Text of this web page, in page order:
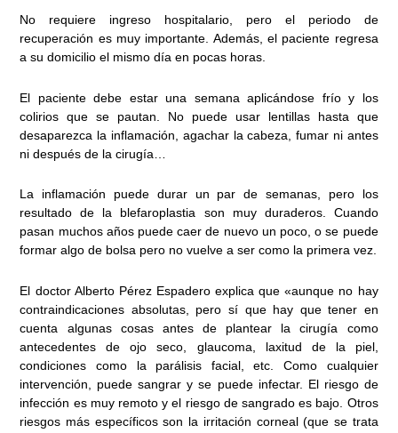
No requiere ingreso hospitalario, pero el periodo de
recuperación es muy importante. Además, el paciente regresa
a su domicilio el mismo día en pocas horas.
El paciente debe estar una semana aplicándose frío y los
colirios que se pautan. No puede usar lentillas hasta que
desaparezca la inflamación, agachar la cabeza, fumar ni antes
ni después de la cirugía…
La inflamación puede durar un par de semanas, pero los
resultado de la blefaroplastia son muy duraderos. Cuando
pasan muchos años puede caer de nuevo un poco, o se puede
formar algo de bolsa pero no vuelve a ser como la primera vez.
El doctor Alberto Pérez Espadero explica que «aunque no hay
contraindicaciones absolutas, pero sí que hay que tener en
cuenta algunas cosas antes de plantear la cirugía como
antecedentes de ojo seco, glaucoma, laxitud de la piel,
condiciones como la parálisis facial, etc. Como cualquier
intervención, puede sangrar y se puede infectar. El riesgo de
infección es muy remoto y el riesgo de sangrado es bajo. Otros
riesgos más específicos son la irritación corneal (que se trata